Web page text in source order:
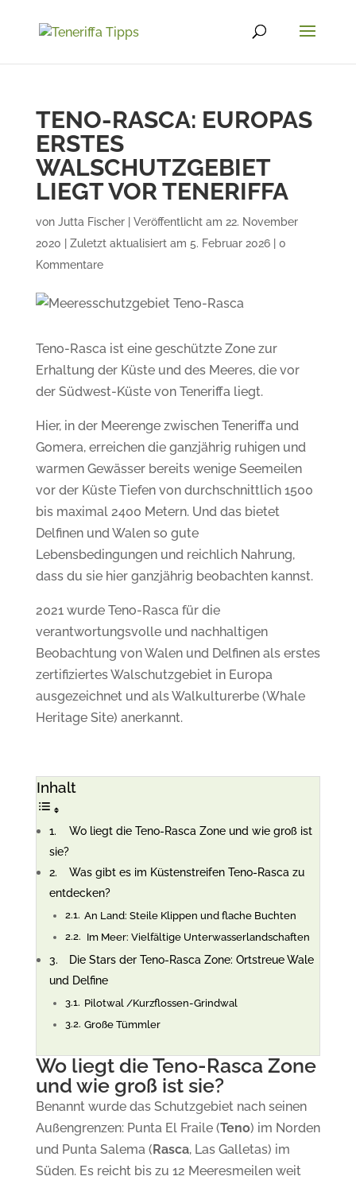
TENO-RASCA: EUROPAS
ERSTES
WALSCHUTZGEBIET
LIEGT VOR TENERIFFA
von Jutta Fischer| Veröffentlicht am 22. November
2020 | Zuletzt aktualisiert am 5. Februar 2026| 0
Kommentare
Teno-Rasca ist eine geschützte Zone zur
Erhaltung der Küste und des Meeres, die vor
der Südwest-Küste von Teneriffa liegt.
Hier, in der Meerenge zwischen Teneriffa und
Gomera, erreichen die ganzjährig ruhigen und
warmen Gewässer bereits wenige Seemeilen
vor der Küste Tiefen von durchschnittlich 1500
bis maximal 2400 Metern. Und das bietet
Delfinen und Walen so gute
Lebensbedingungen und reichlich Nahrung,
dass du sie hier ganzjährig beobachten kannst.
2021 wurde Teno-Rasca für die
verantwortungsvolle und nachhaltigen
Beobachtung von Walen und Delfinen als erstes
zertifiziertes Walschutzgebiet in Europa
ausgezeichnet und als Walkulturerbe (Whale
Heritage Site) anerkannt.
Inhalt
Wo liegt die Teno-Rasca Zone und wie groß ist
sie?
Was gibt es im Küstenstreifen Teno-Rasca zu
entdecken?
An Land: Steile Klippen und flache Buchten
Im Meer: Vielfältige Unterwasserlandschaften
Die Stars der Teno-Rasca Zone: Ortstreue Wale
und Delfine
Pilotwal /Kurzflossen-Grindwal
Große Tümmler
Wo liegt die Teno-Rasca Zone
und wie groß ist sie?
Benannt wurde das Schutzgebiet nach seinen
Außengrenzen: Punta El Fraile (Teno) im Norden
und Punta Salema (Rasca, Las Galletas) im
Süden. Es reicht bis zu 12 Meeresmeilen weit